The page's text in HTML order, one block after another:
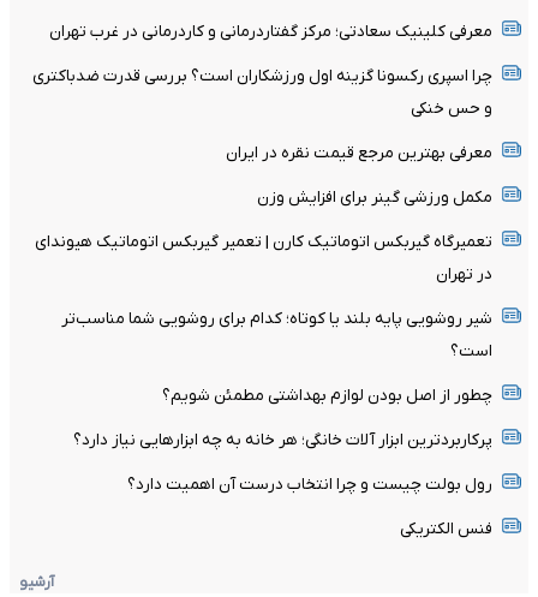
معرفی کلینیک سعادتی؛ مرکز گفتاردرمانی و کاردرمانی در غرب تهران
چرا اسپری رکسونا گزینه اول ورزشکاران است؟ بررسی قدرت ضدباکتری
و حس خنکی
معرفی بهترین مرجع قیمت نقره در ایران
مکمل ورزشی گینر برای افزایش وزن
تعمیرگاه گیربکس اتوماتیک کارن | تعمیر گیربکس اتوماتیک هیوندای
در تهران
شیر روشویی پایه بلند یا کوتاه؛ کدام برای روشویی شما مناسب‌تر
است؟
چطور از اصل بودن لوازم بهداشتی مطمئن شویم؟
پرکاربردترین ابزار آلات خانگی؛ هر خانه به چه ابزارهایی نیاز دارد؟
رول بولت چیست و چرا انتخاب درست آن اهمیت دارد؟
فنس الکتریکی
آرشیو